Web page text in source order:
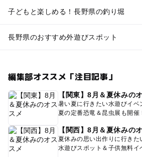
子どもと楽しめる！長野県の釣り堀
長野県のおすすめ外遊びスポット
編集部オススメ「注目記事」
【関東】8月＆夏休みの
暑い夏に行きたい水遊びイベ
夏の定番恐竜＆昆虫展も開催
【関西】8月＆夏休みの
夏休みの思い出作りに行きた
水遊びスポット＆子供無料イ